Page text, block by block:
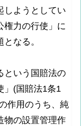
しようとしてい
権力の行使」に
なる。
いう国賠法の
」(国賠法1条1
作用のうち、純
物の設置管理作